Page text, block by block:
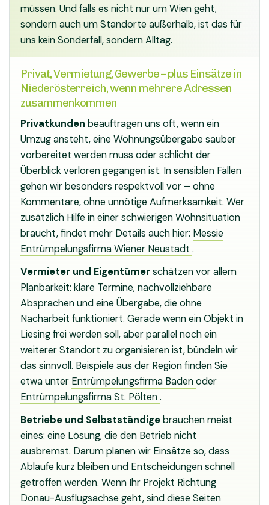
müssen. Und falls es nicht nur um Wien geht,
sondern auch um Standorte außerhalb, ist das für
uns kein Sonderfall, sondern Alltag.
Privat, Vermietung, Gewerbe – plus Einsätze in
Niederösterreich, wenn mehrere Adressen
zusammenkommen
Privatkunden beauftragen uns oft, wenn ein
Umzug ansteht, eine Wohnungsübergabe sauber
vorbereitet werden muss oder schlicht der
Überblick verloren gegangen ist. In sensiblen Fällen
gehen wir besonders respektvoll vor – ohne
Kommentare, ohne unnötige Aufmerksamkeit. Wer
zusätzlich Hilfe in einer schwierigen Wohnsituation
braucht, findet mehr Details auch hier: Messie
Entrümpelungsfirma Wiener Neustadt .
Vermieter und Eigentümer schätzen vor allem
Planbarkeit: klare Termine, nachvollziehbare
Absprachen und eine Übergabe, die ohne
Nacharbeit funktioniert. Gerade wenn ein Objekt in
Liesing frei werden soll, aber parallel noch ein
weiterer Standort zu organisieren ist, bündeln wir
das sinnvoll. Beispiele aus der Region finden Sie
etwa unter Entrümpelungsfirma Badenoder
Entrümpelungsfirma St. Pölten.
Betriebe und Selbstständige brauchen meist
eines: eine Lösung, die den Betrieb nicht
ausbremst. Darum planen wir Einsätze so, dass
Abläufe kurz bleiben und Entscheidungen schnell
getroffen werden. Wenn Ihr Projekt Richtung
Donau-Ausflugsachse geht, sind diese Seiten